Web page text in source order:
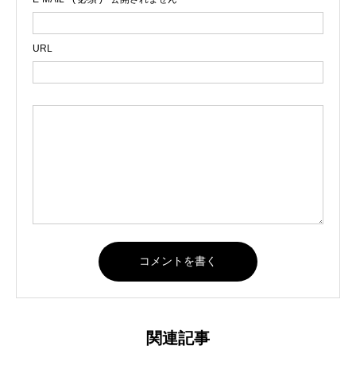
URL
関連記事